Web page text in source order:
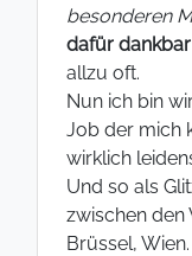
besonderen
dafür
allzu oft.
Nun ich bin
Job der mich
wirklich
Und so als
zwischen den
Brüssel,